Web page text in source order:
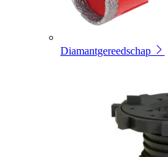
Diamantgereedschap